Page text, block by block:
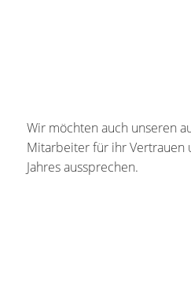
Wir möchten auch unseren
Mitarbeiter für ihr Vertrauen
Jahres aussprechen.